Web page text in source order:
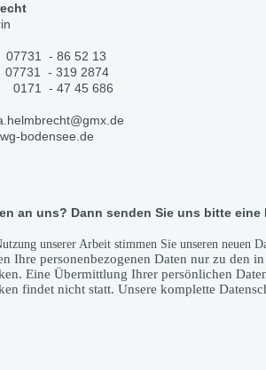
) 07731 - 86 52 13
- 319 2874
- 47 45 686
an uns? Dann senden Sie uns bitte eine
unserer Arbeit stimmen Sie unseren neuen
Ihre personenbezogenen Daten nur zu den
Eine Übermittlung Ihrer persönlichen
findet nicht statt. Unsere komplette